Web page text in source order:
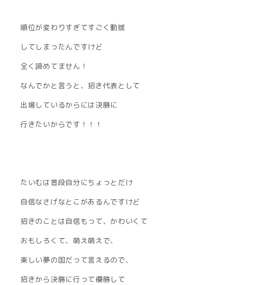
順位が変わりすぎてすごく動揺
してしまったんですけど
全く諦めてません！
なんでかと言うと、招き代表として
出場しているからには決勝に
行きたいからです！！！
たいむは普段自分にちょっとだけ
自信なさげなとこがあるんですけど
招きのことは自信もって、かわいくて
おもしろくて、萌え萌えで、
楽しい夢の国だって言えるので、
招きから決勝に行って優勝して